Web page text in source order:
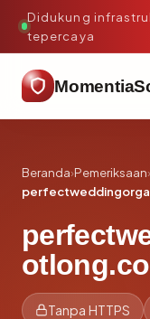
Didukung
tepercaya
Beranda›Pemeriksaan›
Tanpa HTTPS